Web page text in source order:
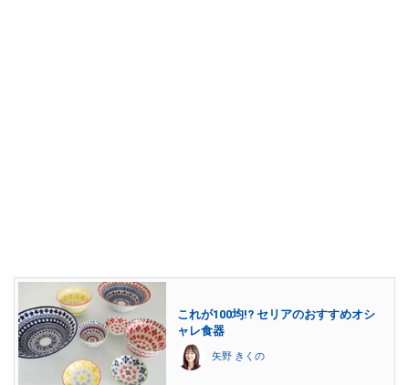
これが100均!? セリアのおすすめオシ
ャレ食器
矢野 きくの